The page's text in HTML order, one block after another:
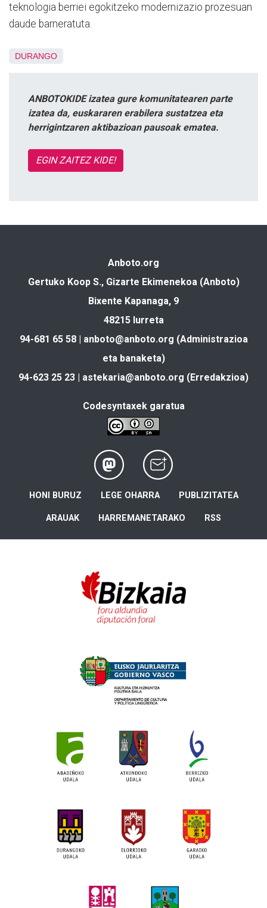
teknologia berriei egokitzeko modernizazio prozesuan
daude barneratuta.
DURANGO
ANBOTOKIDE izatea gure komunitatearen parte
izatea da, euskararen erabilera sustatzea eta
herrigintzaren aktibazioan pausoak ematea.
EGIN ZAITEZ KIDE!
Anboto.org
Gertuko Koop S., Gizarte Ekimenekoa (Anboto)
Bixente Kapanaga, 9
48215 Iurreta
94-681 65 58 | anboto@anboto.org (Administrazioa
eta banaketa)
94-623 25 23 | astekaria@anboto.org (Erredakzioa)
Codesyntaxek garatua
HONI BURUZ LEGE OHARRA PUBLIZITATEA
ARAUAK HARREMANETARAKO RSS